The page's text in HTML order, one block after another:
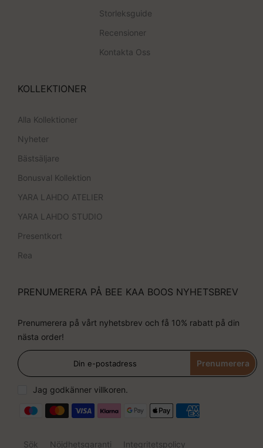
Storleksguide
Recensioner
Kontakta Oss
KOLLEKTIONER
Alla Kollektioner
Nyheter
Bästsäljare
Bonusval Kollektion
YARA LAHDO ATELIER
YARA LAHDO STUDIO
Presentkort
Rea
PRENUMERERA PÅ BEE KAA BOOS NYHETSBREV
Prenumerera på vårt nyhetsbrev och få 10% rabatt på din
nästa order!
Prenumerera
Jag godkänner villkoren.
Sök Nöjdhetsgaranti Integritetspolicy